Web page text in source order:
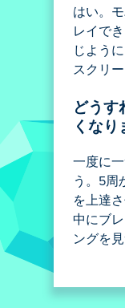
はい。
レイで
じよう
スクリ
どうす
くなり
一度に
う。5周
を上達
中にブ
ングを